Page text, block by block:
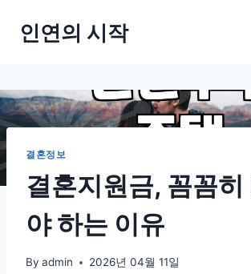
인연의 시작
결혼정보
결혼지원금, 꼼꼼
야 하는 이유
By admin 2026년 04월 11일